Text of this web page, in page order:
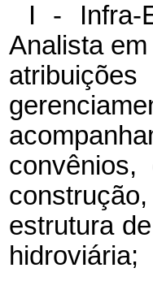
I - Infra-
Analista
estrutura
hidroviária;